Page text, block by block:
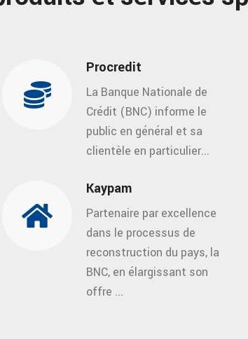
Procredit
La Banque Nationale de
Crédit (BNC) informe le
public en général et sa
clientèle en particulier...
Kaypam
Partenaire par excellence
dans le processus de
reconstruction du pays, la
BNC, en élargissant son
offre ...